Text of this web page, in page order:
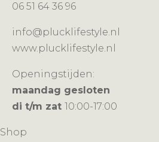
06 51 64 36 96
info@plucklifestyle.nl
www.plucklifestyle.nl
Openingstijden:
maandag gesloten
di t/m zat 10:00-17:00
Shop